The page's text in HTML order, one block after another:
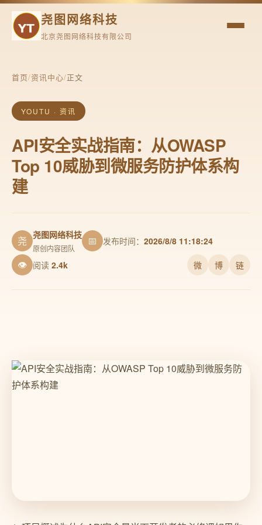
尧图网络科技
北京尧图网络科技有限公司
首页/资讯中心/正文
YOUTU · 资讯
API安全实战指南：从OWASP
Top 10威胁到微服务防护体系构
建
尧 尧图网络科技
原创内容团队
📅 发布时间： 2026/8/8 11:18:24
👁 阅读 2.4k 微 博 链